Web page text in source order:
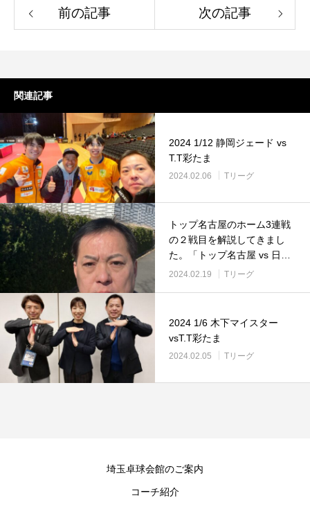
前の記事 次の記事
関連記事
2024 1/12 静岡ジェード vs
T.T彩たま
2024.02.06 Tリーグ
トップ名古屋のホーム3連戦
の２戦目を解説してきまし
た。「トップ名古屋 vs 日本
ペイントマレッツ」
2024.02.19 Tリーグ
2024 1/6 木下マイスター
vsT.T彩たま
2024.02.05 Tリーグ
埼玉卓球会館のご案内
コーチ紹介